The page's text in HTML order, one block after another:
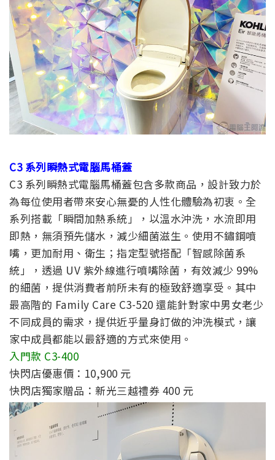
C3 系列瞬熱式電腦馬桶蓋
C3 系列瞬熱式電腦馬桶蓋包含多款商品，設計致力於
為每位使用者帶來安心無憂的人性化體驗為初衷。全
系列搭載「瞬間加熱系統」，以溫水沖洗，水流即用
即熱，無須預先儲水，減少細菌滋生。使用不鏽鋼噴
嘴，更加耐用、衛生；指定型號搭配「智感除菌系
統」，透過 UV 紫外線進行噴嘴除菌，有效減少 99%
的細菌，提供消費者前所未有的極致舒適享受。其中
最高階的 Family Care C3-520 還能針對家中男女老少
不同成員的需求，提供近乎量身訂做的沖洗模式，讓
家中成員都能以最舒適的方式來使用。
入門款 C3-400
快閃店優惠價：10,900 元
快閃店獨家贈品：新光三越禮券 400 元